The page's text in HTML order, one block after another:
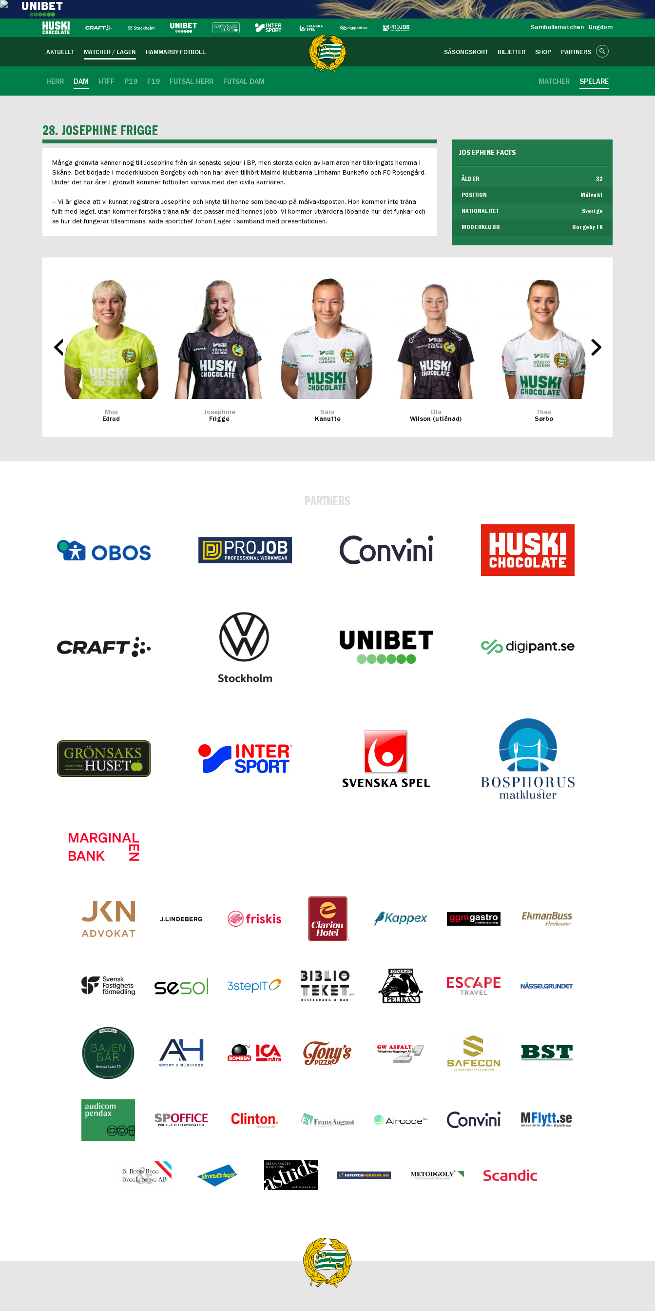
Samhällsmatchen Ungdom
AKTUELLT MATCHER / LAGEN HAMMARBY FOTBOLL SÄSONGSKORT BILJETTER SHOP PARTNERS
HERR DAM HTFF P19 F19 FUTSAL HERR FUTSAL DAM SPELARE
MATCHER
28. JOSEPHINE FRIGGE
Många grönvita känner nog till Josephine från sin senaste sejour i BP, men största delen av karriären har tillbringats hemma i
Skåne. Det började i moderklubben Borgeby och hon har även tillhört Malmö-klubbarna Limhamn Bunkeflo och FC Rosengård.
Under det här året i grönvitt kommer fotbollen varvas med den civila karriären.
– Vi är glada att vi kunnat registrera Josephine och knyta till henne som backup på målvaktsposten. Hon kommer inte träna
fullt med laget, utan kommer försöka träna när det passar med hennes jobb. Vi kommer utvärdera löpande hur det funkar och
se hur det fungerar tillsammans, sade sportchef Johan Lager i samband med presentationen.
JOSEPHINE FACTS
ÅLDER 32
POSITION Målvakt
NATIONALITET Sverige
MODERKLUBB Borgeby FK
Moa
Edrud
Josephine
Frigge
Sara
Kanutte
Ella
Wilson (utlånad)
Thea
Sørbo
PARTNERS